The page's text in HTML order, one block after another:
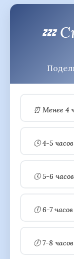
💤
⏰ Менее 4
🕓 4-5 часов
🕔 5-6 часов
🕕 6-7 часов
🕖 7-8 часов